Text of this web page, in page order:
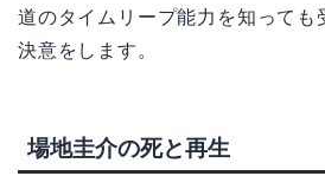
道のタイムリープ能力を知っても
決意をします。
場地圭介の死と再生